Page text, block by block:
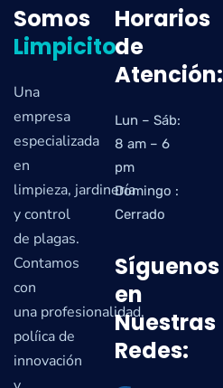
Somos
Limpicito
Una
empresa
especializada
en
limpieza, jardinería
y control
de plagas.
Contamos
con
una profesionalidad,
políica de
innovación
Horarios
de
Atención:
Lun – Sáb:
8 am – 6
pm
Domingo :
Cerrado
Síguenos
en
Nuestras
Redes: